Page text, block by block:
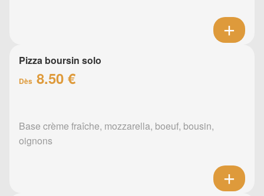
Pizza boursin solo
Dès 8.50 €
Base crème fraîche, mozzarella, boeuf, bousin,
oignons